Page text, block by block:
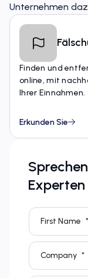
Unternehmen
Finden und
online, mit
Ihrer Einnahmen.
Erkunden Sie
Experten